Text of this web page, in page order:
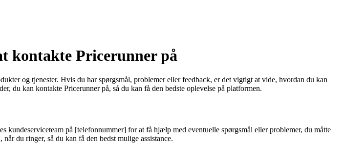
kontakte Pricerunner på
og tjenester. Hvis du har spørgsmål, problemer eller feedback, er det vigtigt at vide, hvordan du kan
du kan kontakte Pricerunner på, så du kan få den bedste oplevelse på platformen.
på [telefonnummer] for at få hjælp med eventuelle spørgsmål eller problemer, du måtte
du ringer, så du kan få den bedst mulige assistance.